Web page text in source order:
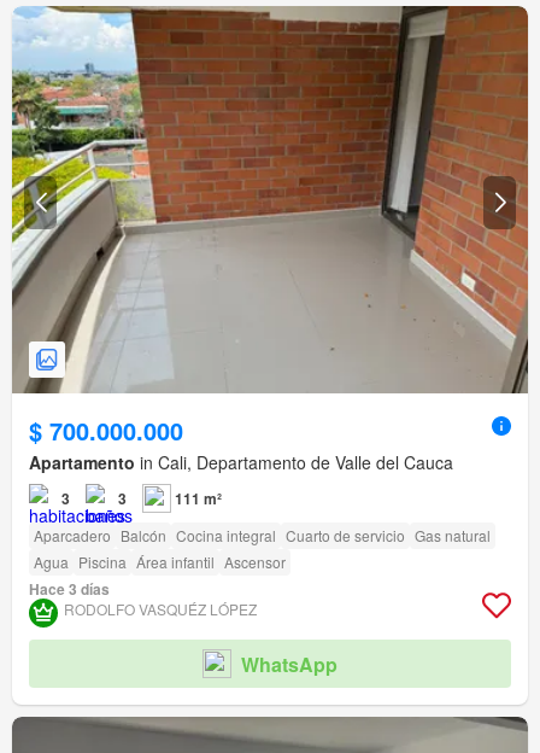
$ 700.000.000
Apartamento in Cali, Departamento de Valle del Cauca
3 3 111 m²
Aparcadero Balcón Cocina integral Cuarto de servicio Gas natural
Agua Piscina Área infantil Ascensor
Hace 3 días
RODOLFO VASQUÉZ LÓPEZ
WhatsApp